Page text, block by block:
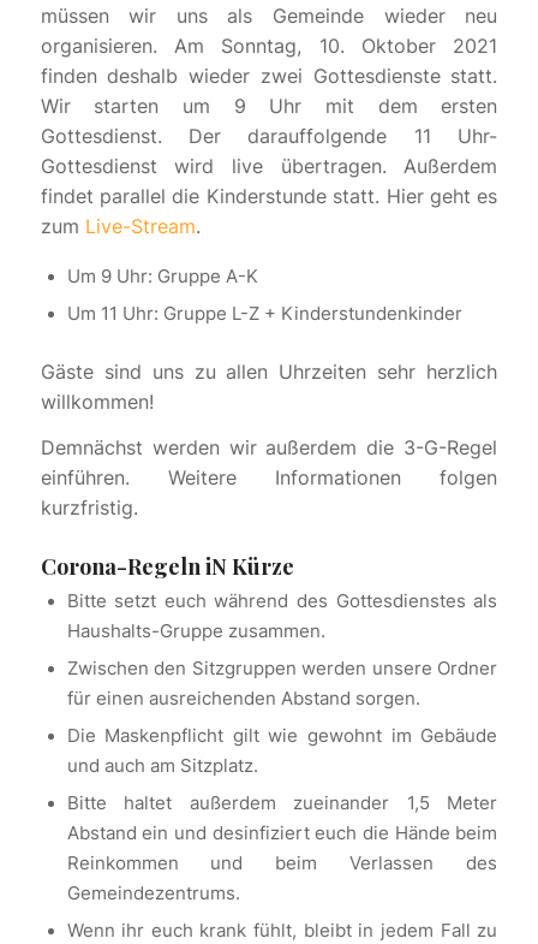
müssen wir uns als Gemeinde wieder neu
organisieren. Am Sonntag, 10. Oktober 2021
finden deshalb wieder zwei Gottesdienste statt.
Wir starten um 9 Uhr mit dem ersten
Gottesdienst. Der darauffolgende 11 Uhr-
Gottesdienst wird live übertragen. Außerdem
findet parallel die Kinderstunde statt. Hier geht es
zum Live-Stream.
Um 9 Uhr: Gruppe A-K
Um 11 Uhr: Gruppe L-Z + Kinderstundenkinder
Gäste sind uns zu allen Uhrzeiten sehr herzlich
willkommen!
Demnächst werden wir außerdem die 3-G-Regel
einführen. Weitere Informationen folgen
kurzfristig.
Corona-Regeln iN Kürze
Bitte setzt euch während des Gottesdienstes als
Haushalts-Gruppe zusammen.
Zwischen den Sitzgruppen werden unsere Ordner
für einen ausreichenden Abstand sorgen.
Die Maskenpflicht gilt wie gewohnt im Gebäude
und auch am Sitzplatz.
Bitte haltet außerdem zueinander 1,5 Meter
Abstand ein und desinfiziert euch die Hände beim
Reinkommen und beim Verlassen des
Gemeindezentrums.
Wenn ihr euch krank fühlt, bleibt in jedem Fall zu